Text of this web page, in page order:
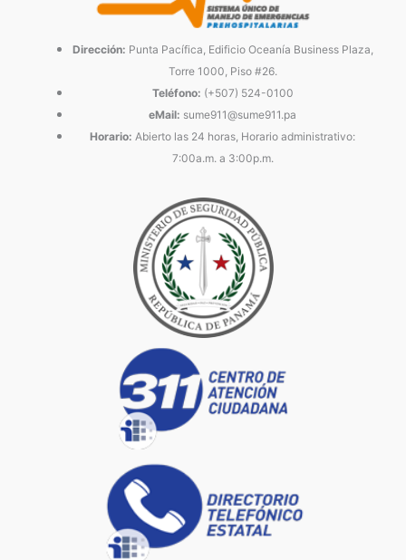
Dirección: Punta Pacífica, Edificio Oceanía Business Plaza,
Torre 1000, Piso #26.
Teléfono: (+507) 524-0100
eMail: sume911@sume911.pa
Horario: Abierto las 24 horas, Horario administrativo:
7:00a.m. a 3:00p.m.